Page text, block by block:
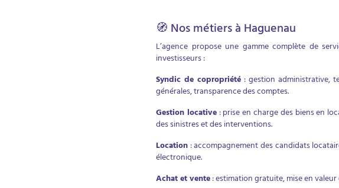
🧭 Nos métiers à Haguenau
L’agence propose une gamme complète de
investisseurs :
Syndic de copropriété: gestion administrative,
générales, transparence des comptes.
Gestion locative: prise en charge des biens en
des sinistres et des interventions.
Location: accompagnement des candidats
électronique.
Achat et vente: estimation gratuite, mise en